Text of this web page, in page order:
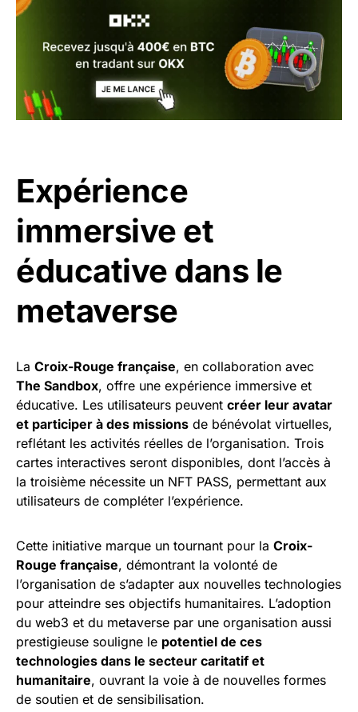
Expérience
immersive et
éducative dans le
metaverse
La Croix-Rouge française, en collaboration avec
The Sandbox, offre une expérience immersive et
éducative. Les utilisateurs peuvent créer leur avatar
et participer à des missions de bénévolat virtuelles,
reflétant les activités réelles de l’organisation. Trois
cartes interactives seront disponibles, dont l’accès à
la troisième nécessite un NFT PASS, permettant aux
utilisateurs de compléter l’expérience.
Cette initiative marque un tournant pour la Croix-
Rouge française, démontrant la volonté de
l’organisation de s’adapter aux nouvelles technologies
pour atteindre ses objectifs humanitaires. L’adoption
du web3 et du metaverse par une organisation aussi
prestigieuse souligne le potentiel de ces
technologies dans le secteur caritatif et
humanitaire, ouvrant la voie à de nouvelles formes
de soutien et de sensibilisation.